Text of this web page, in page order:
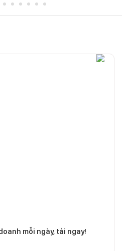
mỗi ngày, tải ngay!